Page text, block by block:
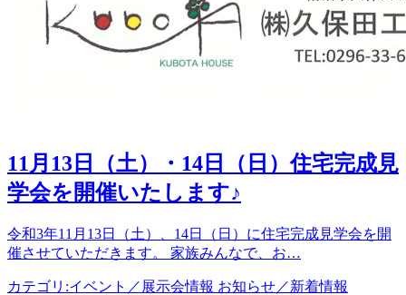
11月13日（土）・14日（日）住宅完成見
学会を開催いたします♪
令和3年11月13日（土）、14日（日）に住宅完成見学会を開
催させていただきます。 家族みんなで、お…
カテゴリ:イベント／展示会情報 お知らせ／新着情報